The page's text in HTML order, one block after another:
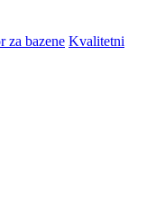
za bazene Kvalitetni